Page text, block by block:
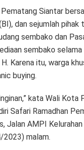
Siantar
dan sejumlah
sembako dan
sembako selama
Karena itu, warga
buying.
kata Wali Kota
Safari Ramadhan
Jalan AMPI
2023) malam.